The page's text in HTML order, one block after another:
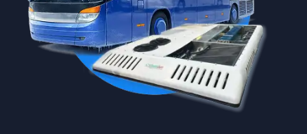
Перейти в каталог